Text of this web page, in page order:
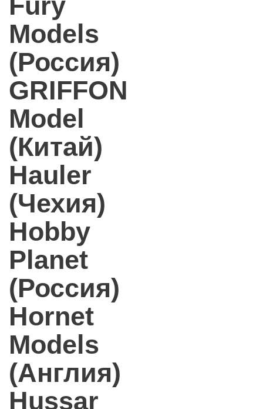
Models
(Россия)
GRIFFON
Model
(Китай)
Hauler
(Чехия)
Hobby
Planet
(Россия)
Hornet
Models
(Англия)
Hussar